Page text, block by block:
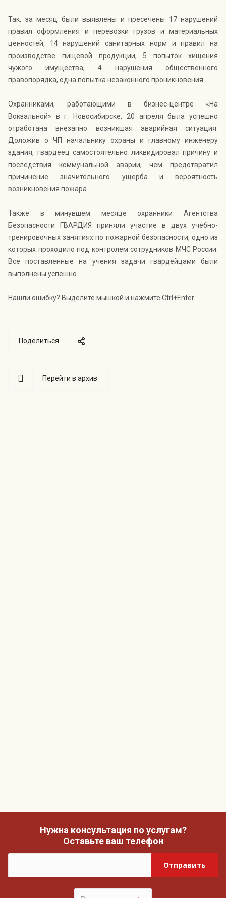
Так, за месяц были выявлены и пресечены 17 нарушений
правил оформления и перевозки грузов и материальных
ценностей, 14 нарушений санитарных норм и правил на
производстве пищевой продукции, 5 попыток хищения
чужого имущества, 4 нарушения общественного
правопорядка, одна попытка незаконного проникновения.
Охранниками, работающими в бизнес-центре «На
Вокзальной» в г. Новосибирске, 20 апреля была успешно
отработана внезапно возникшая аварийная ситуация.
Доложив о ЧП начальнику охраны и главному инженеру
здания, гвардеец самостоятельно ликвидировал причину и
последствия коммунальной аварии, чем предотвратил
причинение значительного ущерба и вероятность
возникновения пожара.
Также в минувшем месяце охранники Агентства
Безопасности ГВАРДИЯ приняли участие в двух учебно-
тренировочных занятиях по пожарной безопасности, одно из
которых проходило под контролем сотрудников МЧС России.
Все поставленные на учения задачи гвардейцами были
выполнены успешно.
Нашли ошибку? Выделите мышкой и нажмите Ctrl+Enter
Поделиться
Перейти в архив
Нужна консультация по услугам?
Оставьте ваш телефон
Отправить